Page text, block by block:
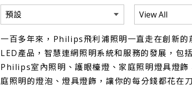
一百多年來，Philips飛利浦照明一直走在創新
LED產品，智慧連網照明系統和服務的發展，包
Philips室內照明、護眼檯燈、家庭照明燈具燈
庭照明的燈泡、燈具燈飾，讓你的每分錢都花在